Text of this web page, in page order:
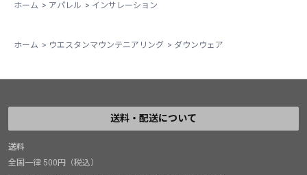
ホーム > アパレル > インサレーション
ホーム > ウエスタンマウンテニアリング > ダウンウェア
送料・配送について
送料
全国一律 500円（税込）